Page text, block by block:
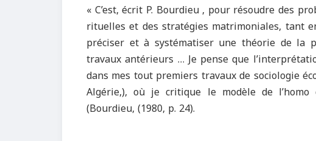
« C’est, écrit P. Bourdieu , pour résoudre des
rituelles et des stratégies matrimoniales, tant
préciser et à systématiser une théorie de la
travaux antérieurs … Je pense que
dans mes tout premiers travaux de sociologie
Algérie,), où je critique le modèle de
(Bourdieu, (1980, p. 24).